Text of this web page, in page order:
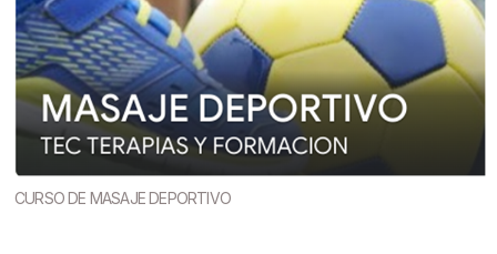
CURSO DE MASAJE DEPORTIVO